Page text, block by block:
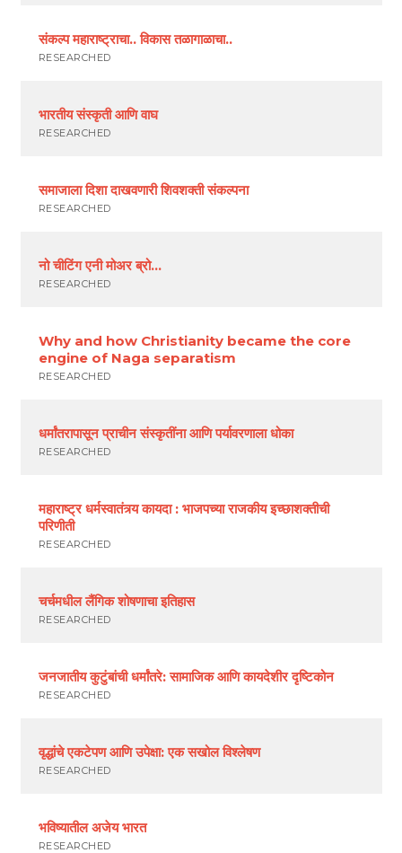
संकल्प महाराष्ट्राचा.. विकास तळागाळाचा..
RESEARCHED
भारतीय संस्कृती आणि वाघ
RESEARCHED
समाजाला दिशा दाखवणारी शिवशक्ती संकल्पना
RESEARCHED
नो चीटिंग एनी मोअर ब्रो…
RESEARCHED
Why and how Christianity became the core
engine of Naga separatism
RESEARCHED
धर्मांतरापासून प्राचीन संस्कृतींना आणि पर्यावरणाला धोका
RESEARCHED
महाराष्ट्र धर्मस्वातंत्र्य कायदा : भाजपच्या राजकीय इच्छाशक्तीची
परिणीती
RESEARCHED
चर्चमधील लैंगिक शोषणाचा इतिहास
RESEARCHED
जनजातीय कुटुंबांची धर्मांतरे: सामाजिक आणि कायदेशीर दृष्टिकोन
RESEARCHED
वृद्धांचे एकटेपण आणि उपेक्षा: एक सखोल विश्लेषण
RESEARCHED
भविष्यातील अजेय भारत
RESEARCHED